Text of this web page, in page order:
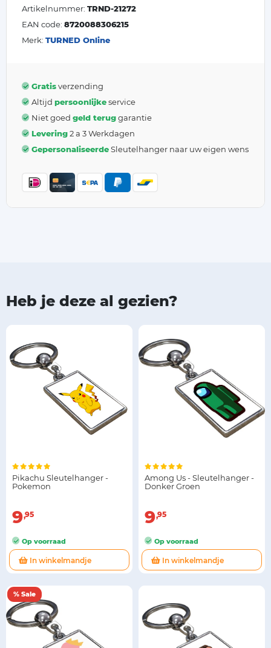
Artikelnummer: TRND-21272
EAN code: 8720088306215
Merk: TURNED Online
Gratisverzending
Altijd persoonlijkeservice
Niet goed geld teruggarantie
Levering2 a 3 Werkdagen
GepersonaliseerdeSleutelhanger naar uw eigen wens
Heb je deze al gezien?
Pikachu Sleutelhanger -
Pokemon
9 95
Op voorraad
In winkelmandje
Among Us - Sleutelhanger -
Donker Groen
9 95
Op voorraad
In winkelmandje
% Sale